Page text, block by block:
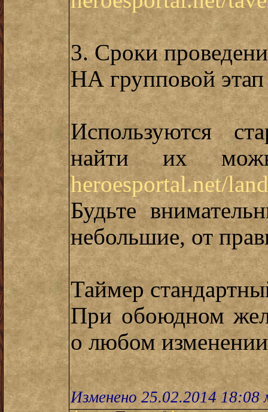
3. Сроки
НА групповой этап
Используются
найти их
heroesportal.net/
Будьте
небольшие, от
Таймер
При обоюдном
о любом
Изменено 25.02.2014